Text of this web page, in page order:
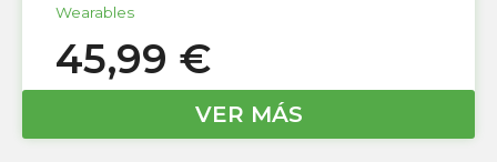
Wearables
45,99 €
VER MÁS